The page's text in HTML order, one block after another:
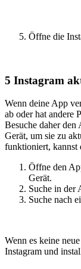
Öffne die
5 Instagram
Wenn deine App
ab oder hat andere
Besuche daher
Gerät, um sie zu
funktioniert, kannst
Öffne den
Gerät.
Suche in der
Suche nach
Wenn es keine
Instagram und